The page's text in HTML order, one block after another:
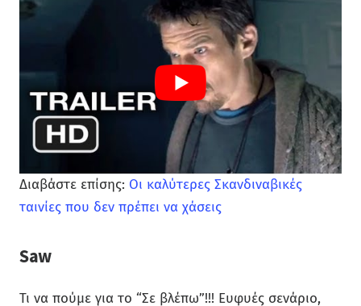
Διαβάστε επίσης: Οι καλύτερες Σκανδιναβικές
ταινίες που δεν πρέπει να χάσεις
Saw
Τι να πούμε για το “Σε βλέπω”!!! Ευφυές σενάριο,